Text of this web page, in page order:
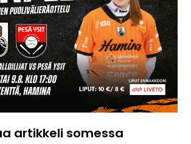
artikkeli somessa